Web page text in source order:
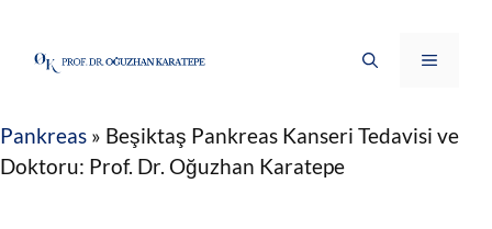
Menü
Pankreas » Beşiktaş Pankreas Kanseri Tedavisi ve
Doktoru: Prof. Dr. Oğuzhan Karatepe